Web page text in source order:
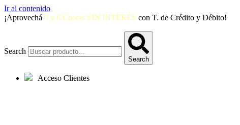
Ir al contenido
¡Aprovechá 3 y 6 Cuotas SIN INTERÉS con T. de Crédito y Débito!
Search
Search
Acceso Clientes